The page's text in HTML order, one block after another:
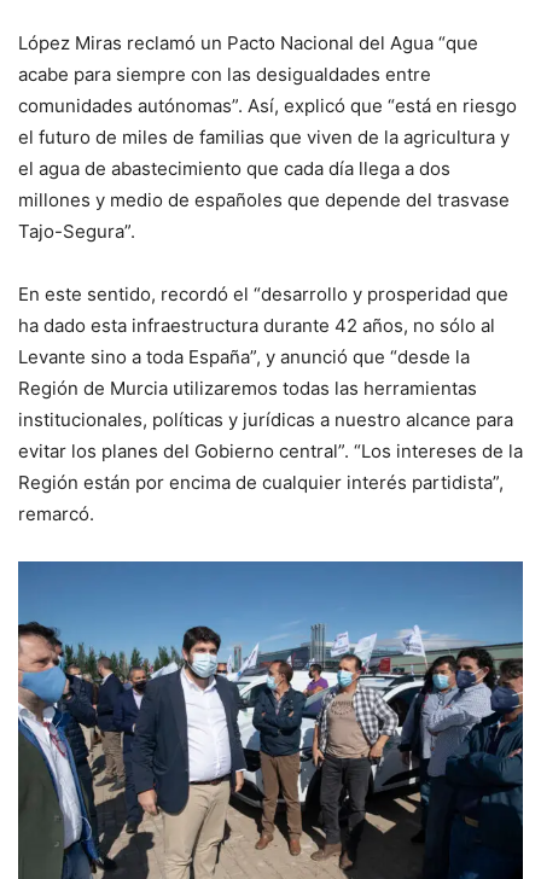
López Miras reclamó un Pacto Nacional del Agua “que
acabe para siempre con las desigualdades entre
comunidades autónomas”. Así, explicó que “está en riesgo
el futuro de miles de familias que viven de la agricultura y
el agua de abastecimiento que cada día llega a dos
millones y medio de españoles que depende del trasvase
Tajo-Segura”.
En este sentido, recordó el “desarrollo y prosperidad que
ha dado esta infraestructura durante 42 años, no sólo al
Levante sino a toda España”, y anunció que “desde la
Región de Murcia utilizaremos todas las herramientas
institucionales, políticas y jurídicas a nuestro alcance para
evitar los planes del Gobierno central”. “Los intereses de la
Región están por encima de cualquier interés partidista”,
remarcó.